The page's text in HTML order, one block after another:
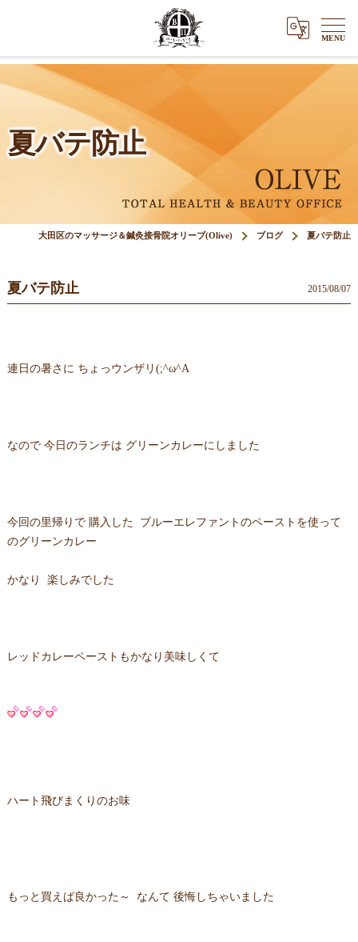
夏バテ防止
大田区のマッサージ＆鍼灸接骨院オリーブ(Olive) ブログ 夏バテ防止
夏バテ防止 2015/08/07
連日の暑さに ちょっウンザリ(;^ω^A
なので 今日のランチは グリーンカレーにしました
今回の里帰りで 購入した ブルーエレファントのペーストを使って
のグリーンカレー
かなり 楽しみでした
レッドカレーペーストもかなり美味しくて
ハート飛びまくりのお味
もっと買えば良かった～ なんて 後悔しちゃいました